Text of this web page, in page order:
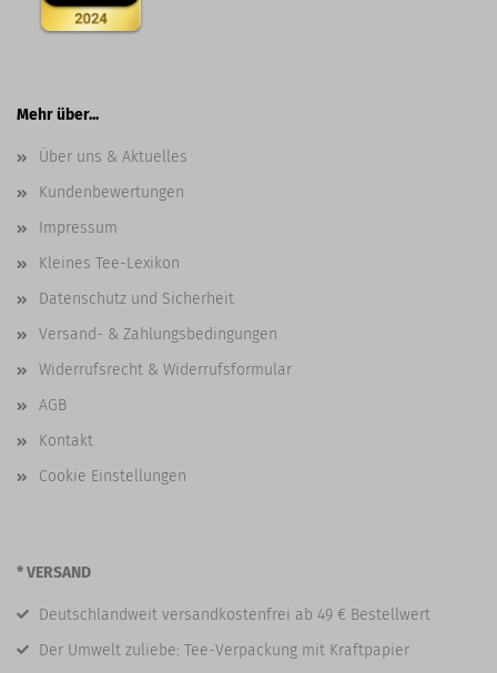
Mehr über...
Über uns & Aktuelles
Kundenbewertungen
Impressum
Kleines Tee-Lexikon
Datenschutz und Sicherheit
Versand- & Zahlungsbedingungen
Widerrufsrecht & Widerrufsformular
AGB
Kontakt
Cookie Einstellungen
* VERSAND
Deutschlandweit versandkostenfrei ab 49 € Bestellwert
Der Umwelt zuliebe: Tee-Verpackung mit Kraftpapier